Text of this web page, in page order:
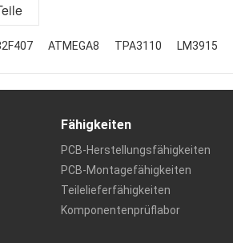
ATMEGA8 TPA3110 LM3915
Fähigkeiten
PCB-Herstellungsfähigkeiten
PCB-Montagefähigkeiten
Teilelieferfähigkeiten
Komponentenprüflabor